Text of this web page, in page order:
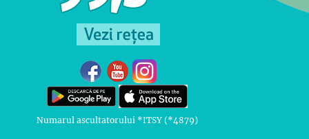
Numarul ascultatorului *ITSY (*4879)